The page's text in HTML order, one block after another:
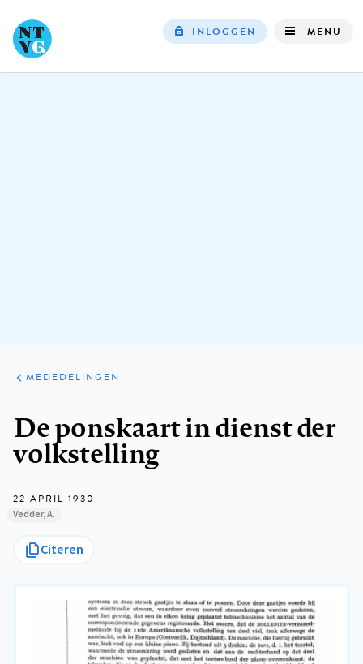
INLOGGEN MENU
ARTIKELEN
VARIA
MEDEDELINGEN
De ponskaart in dienst der
volkstelling
22 APRIL 1930
Vedder, A.
Citeren